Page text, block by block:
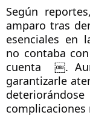
Según
amparo tras
esenciales en
no contaba
cuenta  ￼.
garantizarle